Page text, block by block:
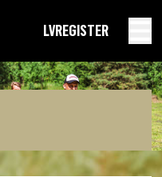
LVREGISTER